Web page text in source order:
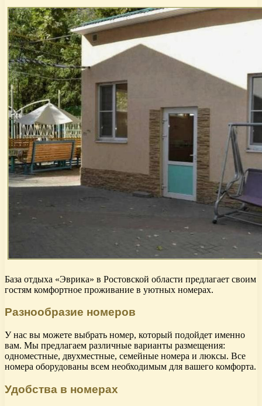
База отдыха «Эврика» в Ростовской области предлагает своим
гостям комфортное проживание в уютных номерах.
Разнообразие номеров
У нас вы можете выбрать номер, который подойдет именно
вам. Мы предлагаем различные варианты размещения:
одноместные, двухместные, семейные номера и люксы. Все
номера оборудованы всем необходимым для вашего комфорта.
Удобства в номерах